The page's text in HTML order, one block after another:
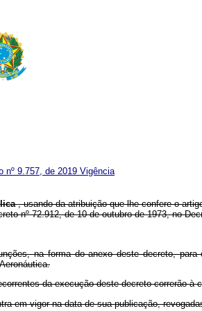
nº 9.757, de 2019 Vigência
, usando da atribuição que lhe confere o
nº 72.912, de 10 de outubro de 1973, no
na forma do anexo deste decreto, para
da execução deste decreto correrão
em vigor na data de sua publicação,